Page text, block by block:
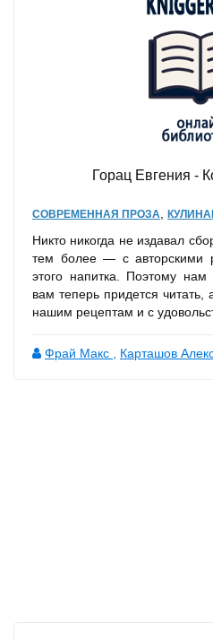
Горац Евгения -
СОВРЕМЕННАЯ ПРОЗА
Никто никогда не издавал
тем более — с авторскими
этого напитка. Поэтому
вам теперь придется
нашим рецептам и с
Фрай Макс Карташов